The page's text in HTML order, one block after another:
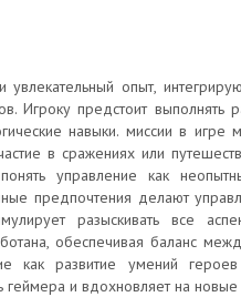
опыт,
Игроку предстоит выполнять
навыки. миссии в игре
в сражениях или
управление как
предпочтения делают
разыскивать все
обеспечивая баланс
как развитие умений
и вдохновляет на